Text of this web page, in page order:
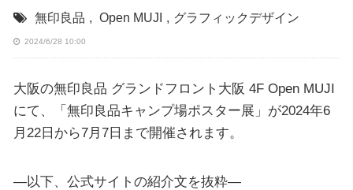
無印良品 , Open MUJI , グラフィックデザイン
2024/6/28 10:00
大阪の無印良品 グランドフロント大阪 4F Open MUJI
にて、「無印良品キャンプ場ポスター展」が2024年6
月22日から7月7日まで開催されます。
—以下、公式サイトの紹介文を抜粋—